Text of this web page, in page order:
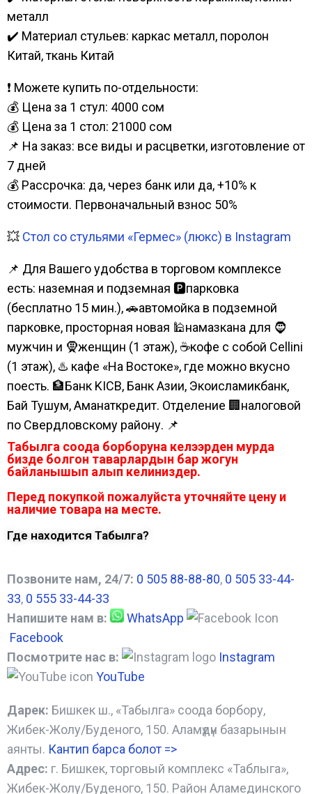
металл
✔️ Материал стульев: каркас металл, поролон
Китай, ткань Китай
❗ Можете купить по-отдельности:
💰 Цена за 1 стул: 4000 сом
💰 Цена за 1 стол: 21000 сом
📌 На заказ: все виды и расцветки, изготовление от
7 дней
💰 Рассрочка: да, через банк или да, +10% к
стоимости. Первоначальный взнос 50%
💥 Стол со стульями «Гермес» (люкс) в Instagram
📌 Для Вашего удобства в торговом комплексе
есть: наземная и подземная 🅿парковка
(бесплатно 15 мин.), 🚗автомойка в подземной
парковке, просторная новая 🕌намазкана для 🧔
мужчин и 🧕женщин (1 этаж), ☕кофе с собой Cellini
(1 этаж), ♨️ кафе «На Востоке», где можно вкусно
поесть. 🏦Банк KICB, Банк Азии, Экоисламикбанк,
Бай Тушум, Аманаткредит. Отделение 🏢налоговой
по Свердловскому району. 📌
Табылга соода борборуна келээрден мурда
бизде болгон таварлардын бар жогун
байланышып алып келиниздер.
Перед покупкой пожалуйста уточняйте цену и
наличие товара на месте.
Где находится Табылга?
Позвоните нам, 24/7: 0 505 88-88-80, 0 505 33-44-
33, 0 555 33-44-33
Напишите нам в:
WhatsApp
Facebook
Посмотрите нас в:
Instagram
YouTube
Дарек: Бишкек ш., «Табылга» соода борбору,
Жибек-Жолу/Буденого, 150. Аламүдүн базарынын
аянты. Кантип барса болот =>
Адрес: г. Бишкек, торговый комплекс «Таблыга»,
Жибек-Жолу/Буденого, 150. Район Аламединского